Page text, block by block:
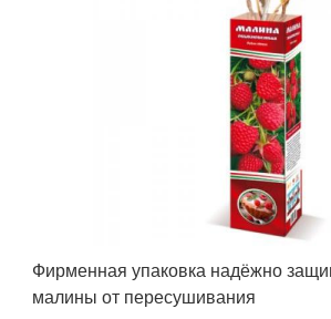
Фирменная упаковка надёжно
малины от пересушивания